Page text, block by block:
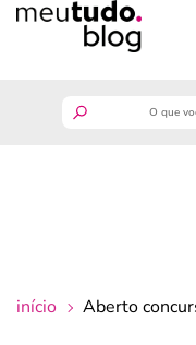
início Aberto